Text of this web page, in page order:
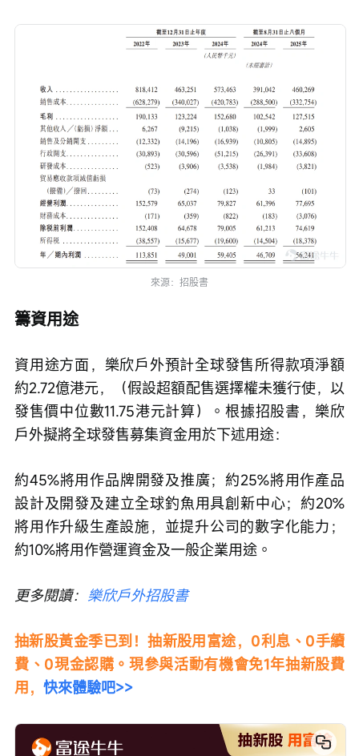
來源：招股書
籌資用途
資用途方面，樂欣戶外預計全球發售所得款項淨額
約2.72億港元，（假設超額配售選擇權未獲行使，以
發售價中位數11.75港元計算）。根據招股書，樂欣
戶外擬將全球發售募集資金用於下述用途：
約45%將用作品牌開發及推廣；約25%將用作產品
設計及開發及建立全球釣魚用具創新中心；約20%
將用作升級生產設施，並提升公司的數字化能力；
約10%將用作營運資金及一般企業用途。
更多閱讀： 樂欣戶外招股書
抽新股黃金季已到！抽新股用富途，0利息、0手續
費、0現金認購。現參與活動有機會免1年抽新股費
用， 快來體驗吧>>